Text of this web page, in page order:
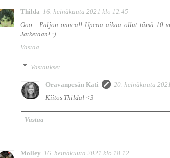
Thilda 16. heinäkuuta 2021 klo 12.45
Ooo... Paljon onnea!! Upeaa aikaa ollut tämä 10
Jatketaan! :)
Vastaa
Vastaukset
Oravanpesän Kati
20. heinäkuuta
Kiitos Thilda! <3
Vastaa
Molley 16. heinäkuuta 2021 klo 18.12